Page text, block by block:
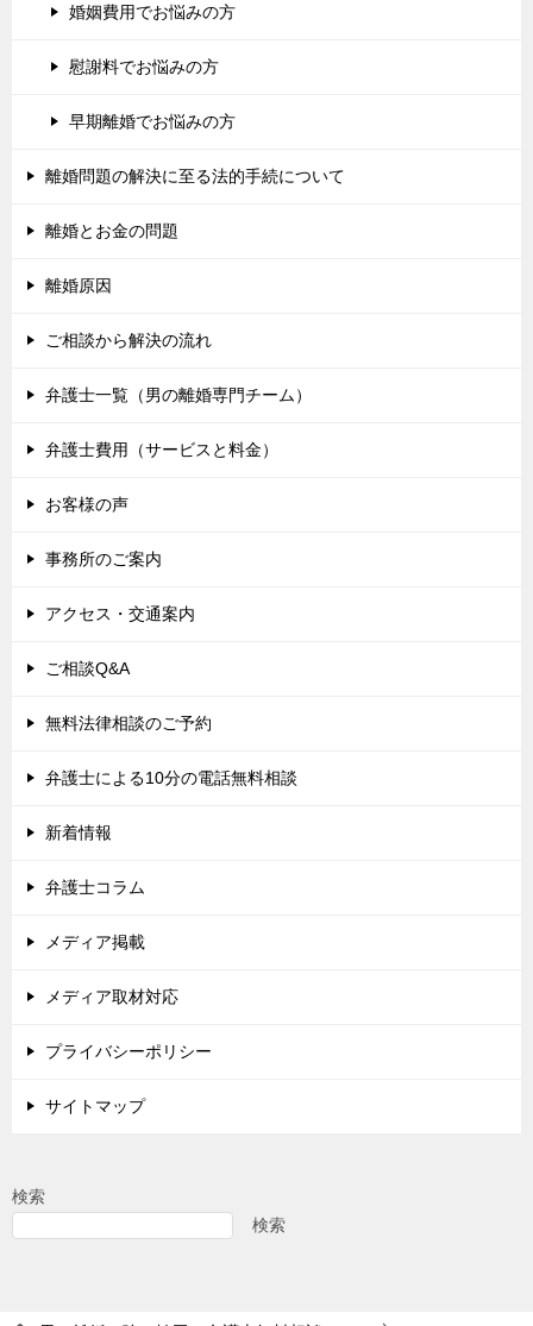
婚姻費用でお悩みの方
慰謝料でお悩みの方
早期離婚でお悩みの方
離婚問題の解決に至る法的手続について
離婚とお金の問題
離婚原因
ご相談から解決の流れ
弁護士一覧（男の離婚専門チーム）
弁護士費用（サービスと料金）
お客様の声
事務所のご案内
アクセス・交通案内
ご相談Q&A
無料法律相談のご予約
弁護士による10分の電話無料相談
新着情報
弁護士コラム
メディア掲載
メディア取材対応
プライバシーポリシー
サイトマップ
検索
検索